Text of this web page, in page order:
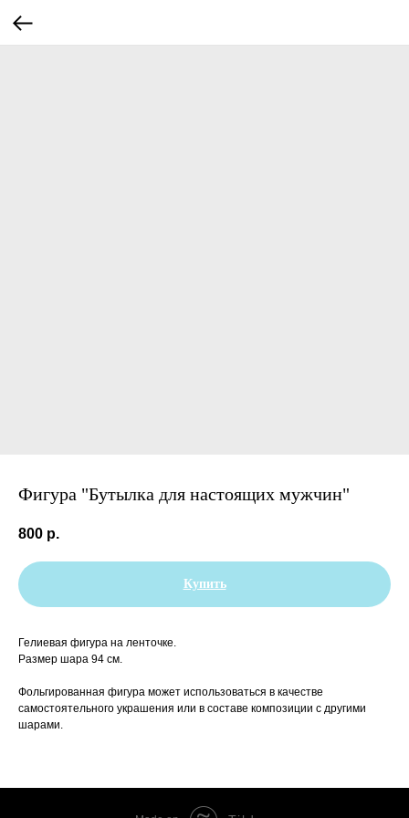
Фигура "Бутылка для настоящих мужчин"
800 р.
Купить
Гелиевая фигура на ленточке.
Размер шара 94 см.
Фольгированная фигура может использоваться в качестве
самостоятельного украшения или в составе композиции с другими
шарами.